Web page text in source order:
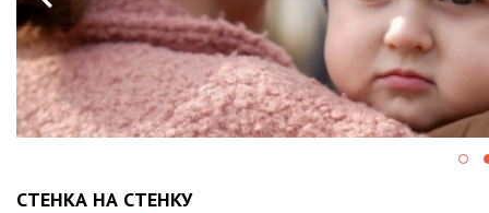
СТЕНКА НА СТЕНКУ